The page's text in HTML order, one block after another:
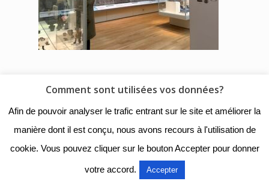
© 2018 - Collège Henri de
Navarre |Mentions légales|
Organigramme|Nous
contacter
Comment sont utilisées vos données?
Afin de pouvoir analyser le trafic entrant sur le site et améliorer la
manière dont il est conçu, nous avons recours à l'utilisation de
cookie. Vous pouvez cliquer sur le bouton Accepter pour donner
votre accord. Accepter